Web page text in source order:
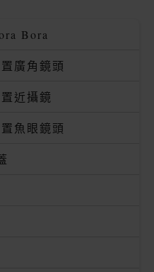
Bora
廣角鏡頭
近攝鏡
魚眼鏡頭